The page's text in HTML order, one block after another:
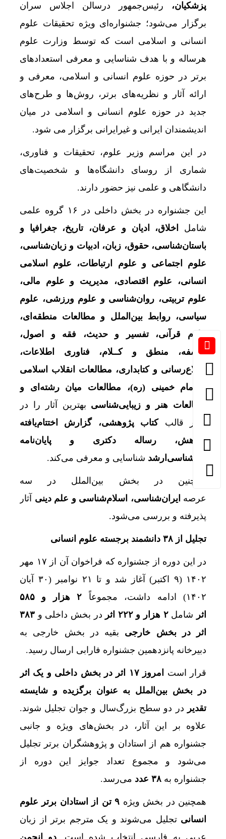
پزشکیان، رئیس‌جمهور درسالن اجلاس سران
برگزار می‌شود؛ جشنواره‌ای ویژه تحقیقات علوم
انسانی و اسلامی است که توسط وزارت علوم
هرساله و با هدف شناسایی و معرفی استعدادهای
برتر در حوزه علوم انسانی و اسلامی، معرفی و
ارائه آثار و نظریه‌های برتر، روش‌ها و طرح‌های
جدید در حوزه علوم انسانی و اسلامی در میان
اندیشمندان ایرانی و غیرایرانی برگزار می شود.
در این مراسم وزیر علوم، تحقیقات و فناوری،
شماری از روسای دانشگاه‌ها و شخصیت‌های
دانشگاهی و علمی نیز حضور دارند.
این جشنواره در بخش داخلی در ۱۶ گروه علمی
شامل اخلاق، ادیان و عرفان، تاریخ، جغرافیا و
باستان‌شناسی، حقوق، زبان، ادبیات و زبان‌شناسی،
علوم اجتماعی و علوم ارتباطات، علوم اسلامی
انسانی، علوم اقتصادی، مدیریت و علوم مالی،
علوم تربیتی، روان‌شناسی و علوم ورزشی، علوم
سیاسی، روابط بین‌الملل و مطالعات منطقه‌ای،
علوم قرآنی، تفسیر و حدیث، فقه و اصول،
فلسفه، منطق و کــلام، فناوری اطلاعات،
اطلاع‌رسانی و کتابداری، مطالعات انقلاب اسلامی
و امام خمینی (ره)، مطالعات میان رشته‌ای و
مطالعات هنر و زیبایی‌شناسی بهترین آثار را در
چهار قالبکتاب پژوهشی، گزارش اختتام‌یافته
پژوهش، رساله دکتری و پایان‌نامه
کارشناسی‌ارشد شناسایی و معرفی می‌کند.
همچنین در بخش بین‌الملل در سه
عرصه ایران‌شناسی، اسلام‌شناسی و علم دینی آثار
پذیرفته و بررسی می‌شود.
تجلیل از ۳۸ دانشمند برجسته علوم انسانی
در این دوره از جشنواره که فراخوان آن از ۱۷ مهر
۱۴۰۲ (۹ اکتبر) آغاز شد و تا ۲۱ نوامبر (۳۰ آبان
۱۴۰۲) ادامه داشت، مجموعاً
۲ هزار و ۵۸۵
اثر شامل ۲ هزار و ۲۲۲ اثر در بخش داخلی و ۳۸۳
اثر در بخش خارجی بقیه در بخش خارجی به
دبیرخانه پانزدهمین جشنواره فارابی ارسال‌ رسید.
قرار است
امروز ۱۷ اثر در بخش داخلی و یک اثر
در بخش بین‌الملل به عنوان برگزیده و شایسته
تقدیر در دو سطح بزرگ‌سال و جوان تجلیل شوند.
علاوه بر این آثار، در بخش‌های ویژه و جانبی
جشنواره هم از استادان و پژوهشگران برتر تجلیل
می‌شود و مجموع تعداد جوایز این دوره از
جشنواره به ۳۸ عدد می‌رسد.
همچنین در بخش ویژه
۹ تن از استادان برتر علوم
انسانی تجلیل می‌شوند و یک مترجم برتر از زبان
عربی به فارسی انتخاب شده است.
دو انجمن